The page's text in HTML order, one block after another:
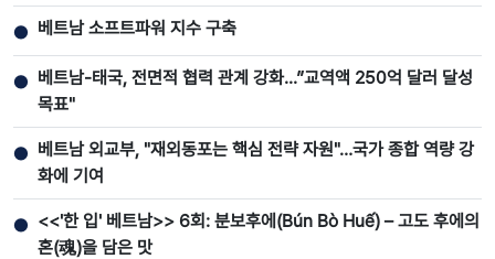
● 베트남 소프트파워 지수 구축
● 베트남-태국, 전면적 협력 관계 강화...”교역액 250억 달러 달성
목표"
● 베트남 외교부, "재외동포는 핵심 전략 자원"…국가 종합 역량 강
화에 기여
● <<'한 입' 베트남>> 6회: 분보후에(Bún Bò Huế) – 고도 후에의
혼(魂)을 담은 맛